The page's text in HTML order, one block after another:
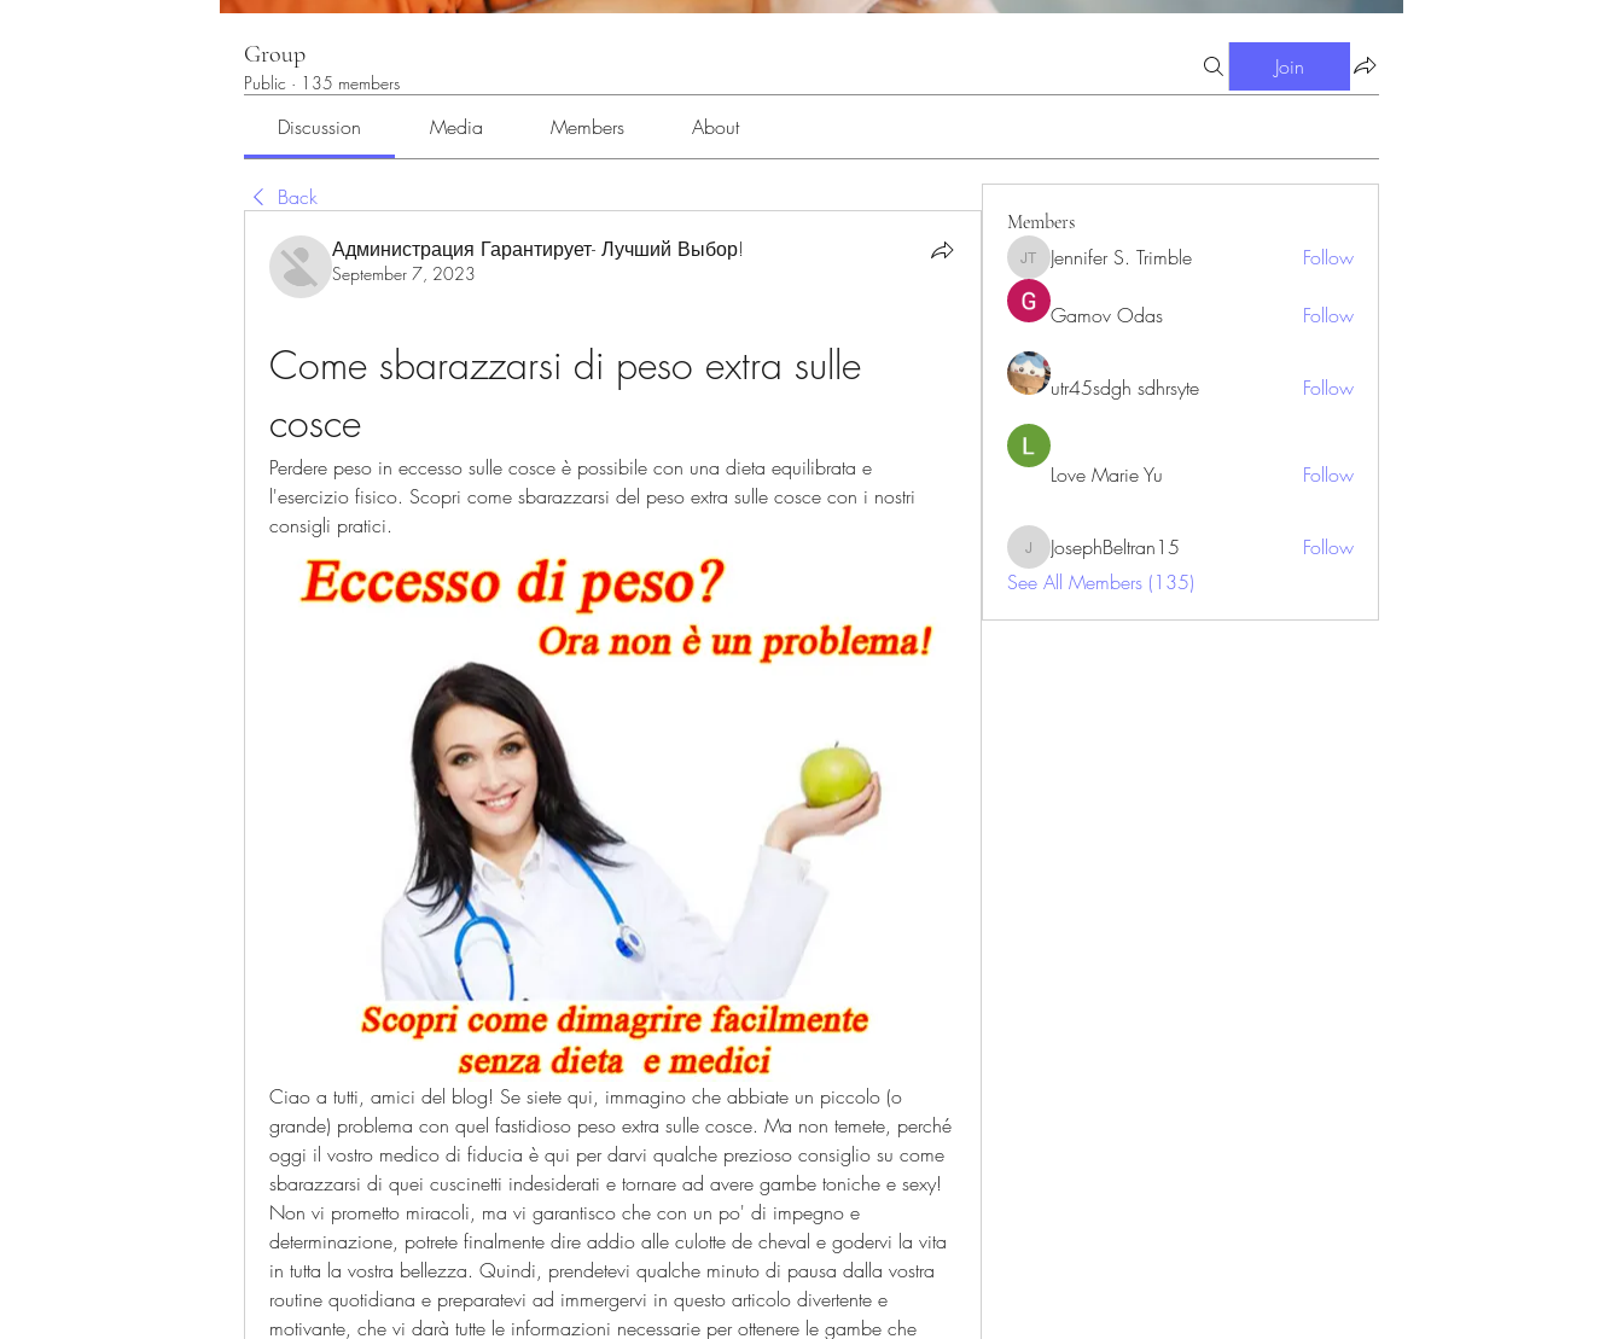
Group
Public · 135 members
Join
Discussion Media Members About
Back
Администрация Гарантирует- Лучший Выбор!
September 7, 2023
Come sbarazzarsi di peso extra sulle
cosce
Perdere peso in eccesso sulle cosce è possibile con una dieta equilibrata e
l'esercizio fisico. Scopri come sbarazzarsi del peso extra sulle cosce con i nostri
consigli pratici.
Ciao a tutti, amici del blog! Se siete qui, immagino che abbiate un piccolo (o
grande) problema con quel fastidioso peso extra sulle cosce. Ma non temete, perché
oggi il vostro medico di fiducia è qui per darvi qualche prezioso consiglio su come
sbarazzarsi di quei cuscinetti indesiderati e tornare ad avere gambe toniche e sexy!
Non vi prometto miracoli, ma vi garantisco che con un po' di impegno e
determinazione, potrete finalmente dire addio alle culotte de cheval e godervi la vita
in tutta la vostra bellezza. Quindi, prendetevi qualche minuto di pausa dalla vostra
routine quotidiana e preparatevi ad immergervi in questo articolo divertente e
motivante, che vi darà tutte le informazioni necessarie per ottenere le gambe che
Members
Jennifer S. Trimble
Jennifer S. Trimble Follow
Gamov Odas Follow
utr45sdgh sdhrsyte Follow
Love Marie Yu Follow
JosephBeltran15
JosephBeltran15
Follow
See All Members (135)